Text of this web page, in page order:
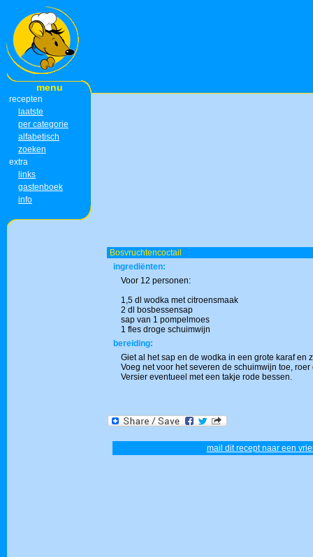
menu
recepten
laatste
per categorie
alfabetisch
zoeken
extra
links
gastenboek
info
Bosvruchtencoctail
ingrediënten:
Voor 12 personen:
1,5 dl wodka met citroensmaak
2 dl bosbessensap
sap van 1 pompelmoes
1 fles droge schuimwijn
bereiding:
Giet al het sap en de wodka in een grote karaf en
Voeg net voor het severen de schuimwijn toe,
Versier eventueel met een takje rode bessen.
mail dit recept naar een